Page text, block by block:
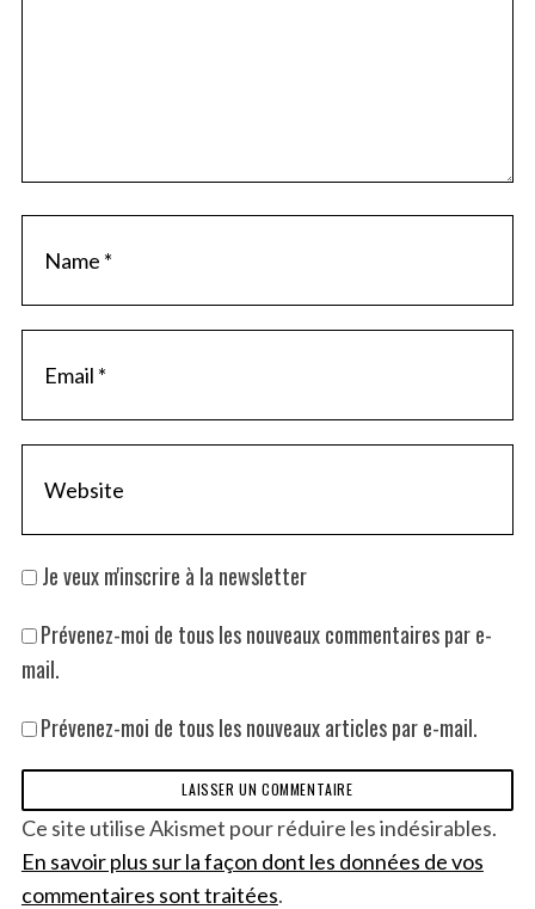
Je veux m'inscrire à la newsletter
Prévenez-moi de tous les nouveaux commentaires par e-
mail.
Prévenez-moi de tous les nouveaux articles par e-mail.
Ce site utilise Akismet pour réduire les indésirables.
En savoir plus sur la façon dont les données de vos
commentaires sont traitées.